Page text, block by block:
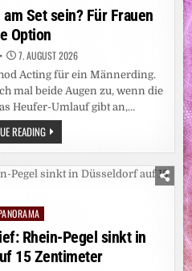
Set sein? Für Frauen
Option
7. AUGUST 2026
Acting für ein Männerding.
mal beide Augen zu, wenn die
Heufer-Umlauf gibt an,…
READINGLEUTE:
DAS
ARSCHLOCH
AM
SET
Rhein-Pegel sinkt in
15 Zentimeter